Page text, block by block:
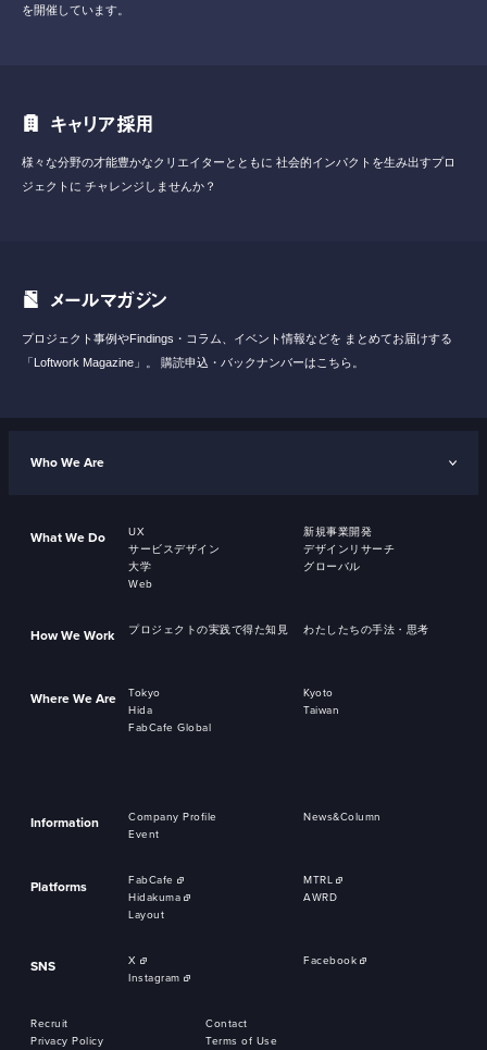
を開催しています。
キャリア採用
様々な分野の才能豊かなクリエイターとともに 社会的インパクトを生み出すプロ
ジェクトに チャレンジしませんか？
メールマガジン
プロジェクト事例やFindings・コラム、イベント情報などを まとめてお届けする
「Loftwork Magazine」。
購読申込・バックナンバーはこちら。
Who We Are
What We Do UX
新規事業開発
サービスデザイン
デザインリサーチ
大学
グローバル
Web
How We Work プロジェクトの実践で得た知見 わたしたちの手法・思考
Where We Are Tokyo
Kyoto
Hida
Taiwan
FabCafe Global
Information Company Profile
News&Column
Event
Platforms FabCafe
MTRL
Hidakuma
AWRD
Layout
SNS X
Facebook
Instagram
Recruit
Contact
Privacy Policy
Terms of Use